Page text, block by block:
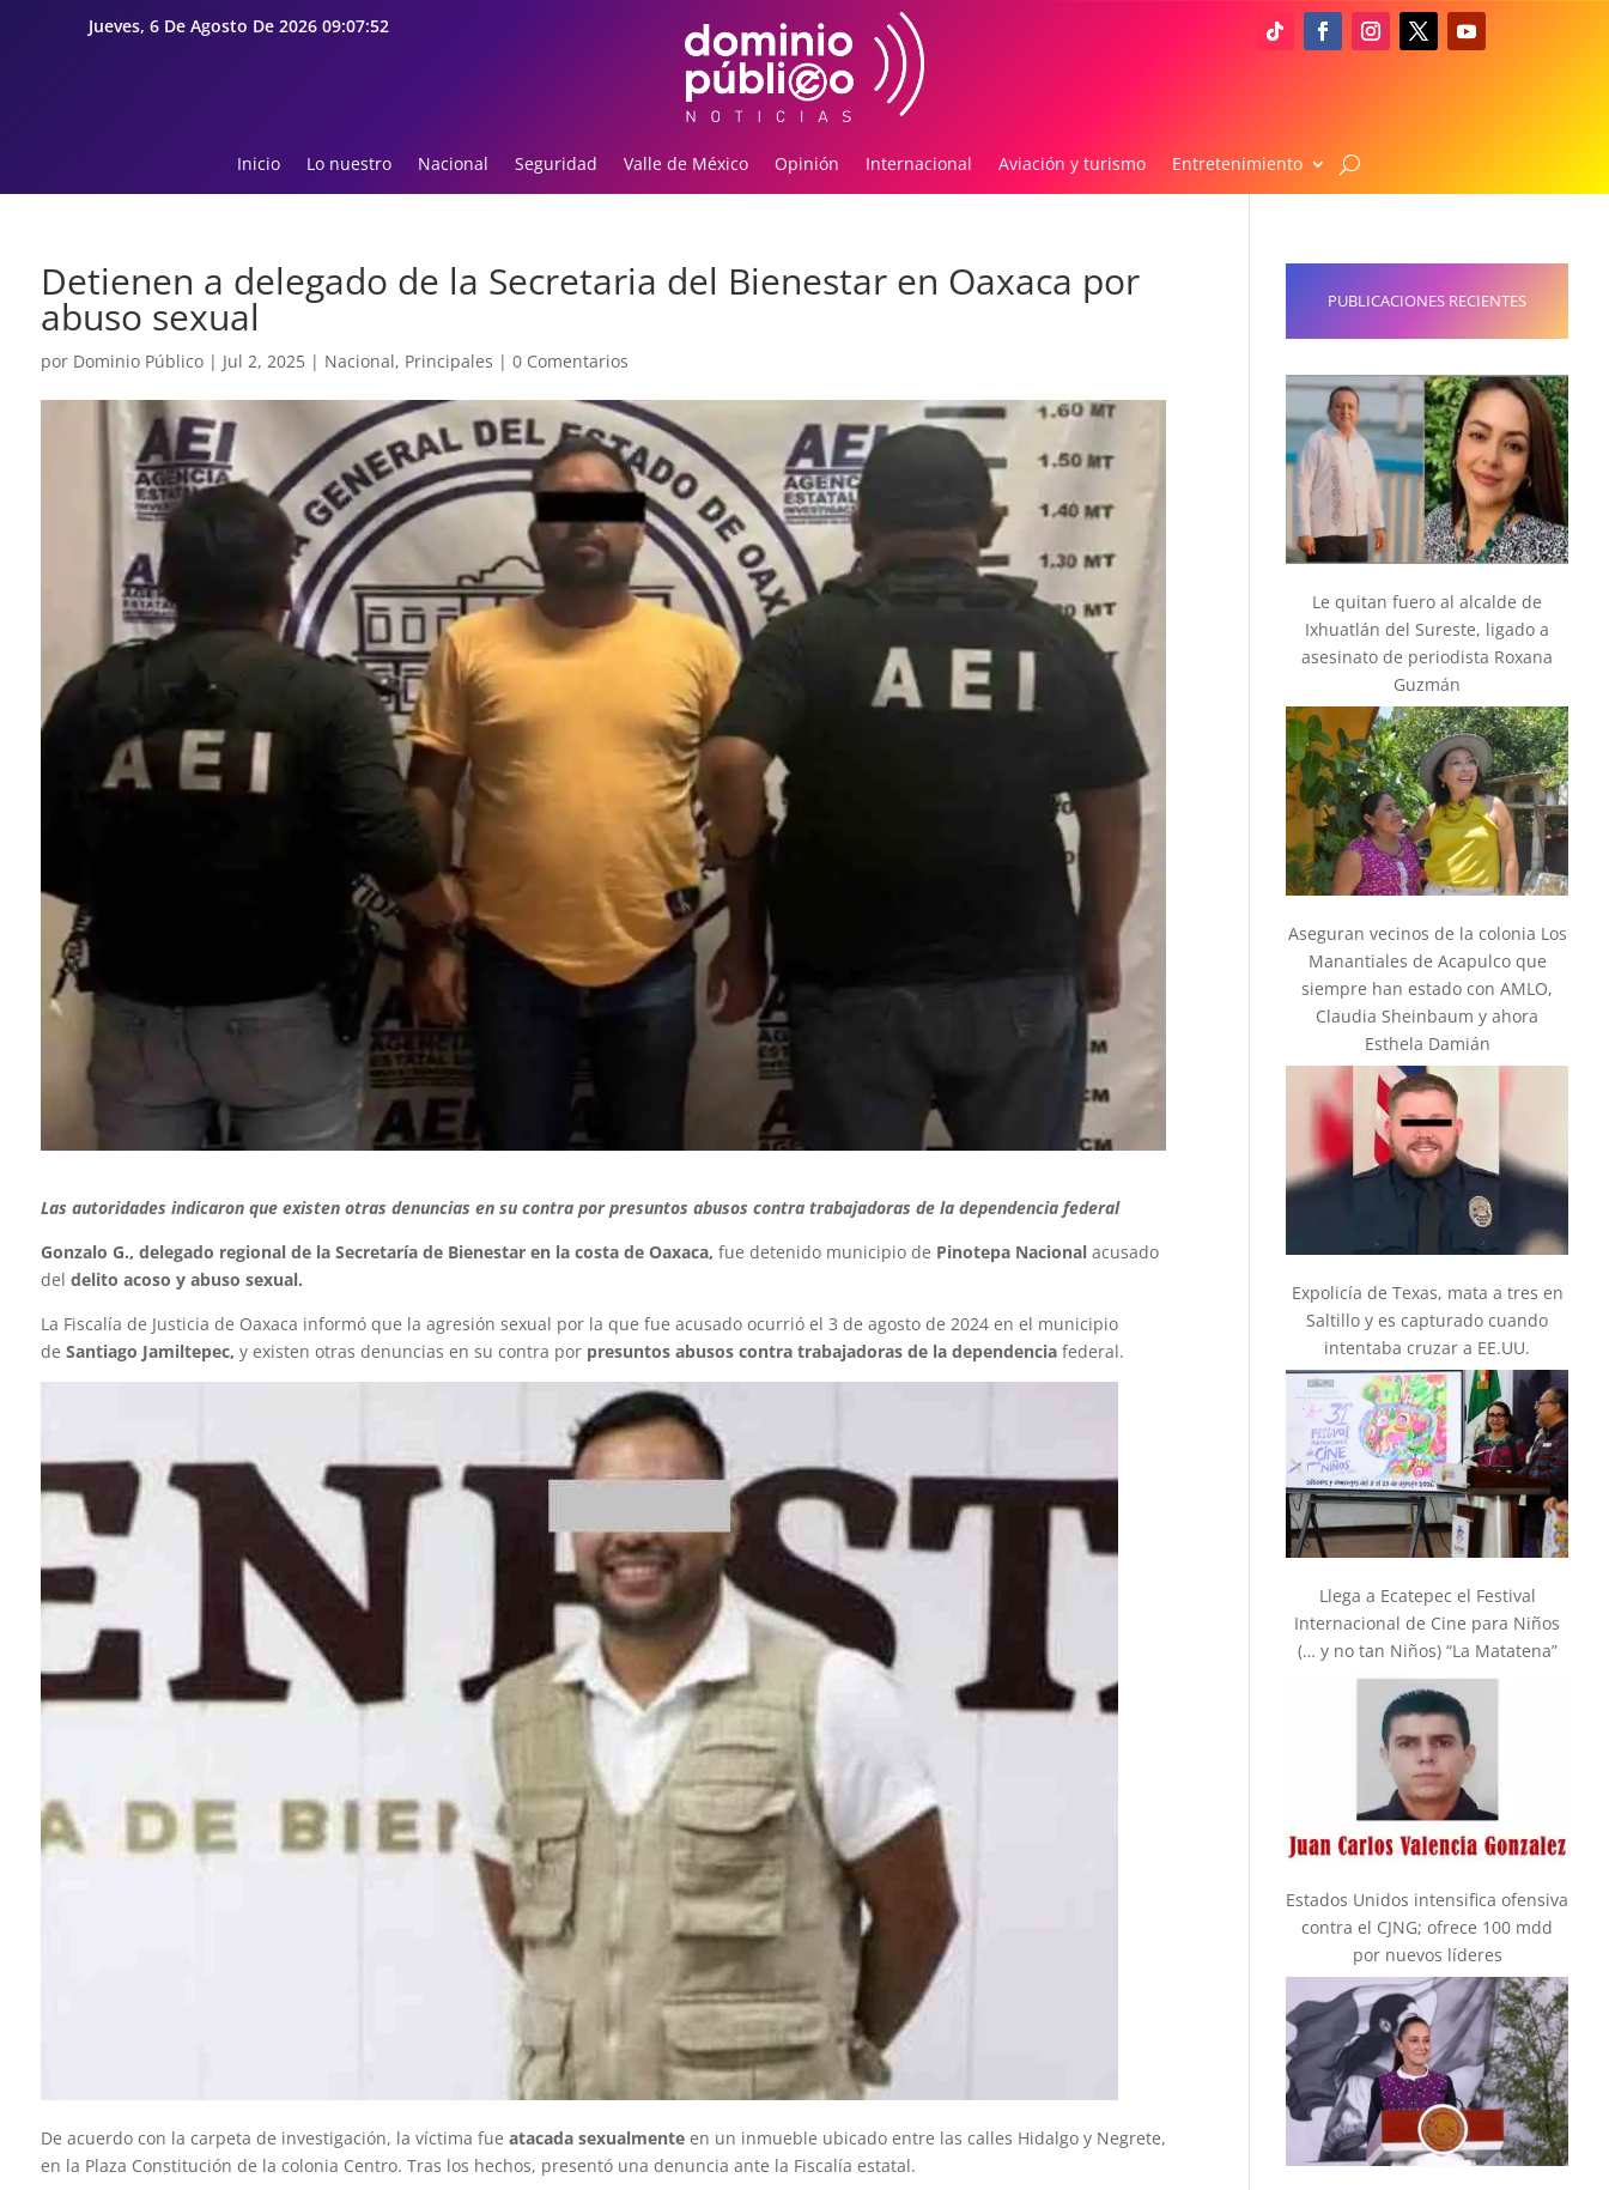
Jueves, 6 De Agosto De 2026 09:07:53
Inicio Lo nuestro Nacional Seguridad Valle de México Opinión Internacional Aviación y turismo Entretenimiento
Detienen a delegado de la Secretaria del Bienestar en Oaxaca por
abuso sexual
por Dominio Público| Jul 2, 2025| Nacional, Principales | 0 Comentarios
Las autoridades indicaron que existen otras denuncias en su contra por presuntos abusos contra trabajadoras de la dependencia federal
Gonzalo G., delegado regional de la Secretaría de Bienestar en la costa de Oaxaca, fue detenido municipio de Pinotepa Nacionalacusado
del delito acoso y abuso sexual.
La Fiscalía de Justicia de Oaxaca informó que la agresión sexual por la que fue acusado ocurrió el 3 de agosto de 2024 en el municipio
de Santiago Jamiltepec, y existen otras denuncias en su contra porpresuntos abusos contra trabajadoras de la dependenciafederal.
De acuerdo con la carpeta de investigación, la víctima fue atacada sexualmente en un inmueble ubicado entre las calles Hidalgo y Negrete,
en la Plaza Constitución de la colonia Centro. Tras los hechos, presentó una denuncia ante la Fiscalía estatal.
PUBLICACIONES RECIENTES
Le quitan fuero al alcalde de
Ixhuatlán del Sureste, ligado a
asesinato de periodista Roxana
Guzmán
Aseguran vecinos de la colonia Los
Manantiales de Acapulco que
siempre han estado con AMLO,
Claudia Sheinbaum y ahora
Esthela Damián
Expolicía de Texas, mata a tres en
Saltillo y es capturado cuando
intentaba cruzar a EE.UU.
Llega a Ecatepec el Festival
Internacional de Cine para Niños
(… y no tan Niños) “La Matatena”
Estados Unidos intensifica ofensiva
contra el CJNG; ofrece 100 mdd
por nuevos líderes